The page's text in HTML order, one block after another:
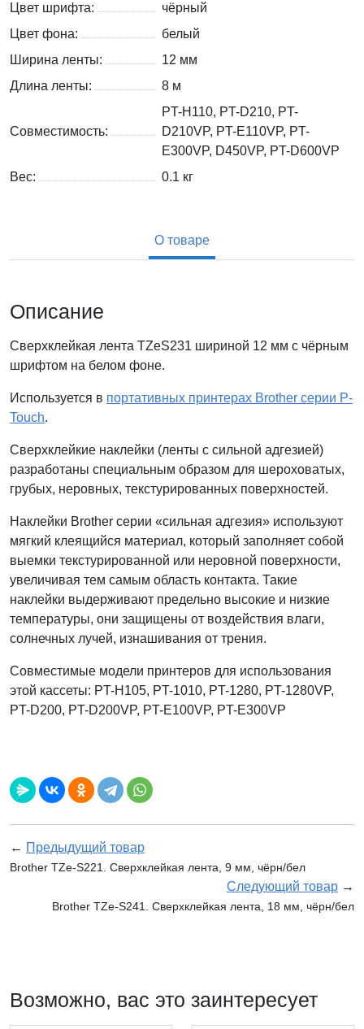
Цвет шрифта:
чёрный
Цвет фона:
белый
Ширина ленты:
12 мм
Длина ленты:
8 м
Совместимость:
PT-H110, PT-D210, PT-
D210VP, PT-E110VP, PT-
E300VP, D450VP, PT-D600VP
Вес:
0.1 кг
О товаре
Описание
Сверхклейкая лента TZeS231 шириной 12 мм с чёрным
шрифтом на белом фоне.
Используется в портативных принтерах Brother серии P-
Touch.
Сверхклейкие наклейки (ленты с сильной адгезией)
разработаны специальным образом для шероховатых,
грубых, неровных, текстурированных поверхностей.
Наклейки Brother серии «сильная адгезия» используют
мягкий клеящийся материал, который заполняет собой
выемки текстурированной или неровной поверхности,
увеличивая тем самым область контакта. Такие
наклейки выдерживают предельно высокие и низкие
температуры, они защищены от воздействия влаги,
солнечных лучей, изнашивания от трения.
Совместимые модели принтеров для использования
этой кассеты: PT-H105, PT-1010, PT-1280, PT-1280VP,
PT-D200, PT-D200VP, PT-E100VP, PT-E300VP
← Предыдущий товар
Brother TZe-S221. Сверхклейкая лента, 9 мм, чёрн/бел
Следующий товар →
Brother TZe-S241. Сверхклейкая лента, 18 мм, чёрн/бел
Возможно, вас это заинтересует